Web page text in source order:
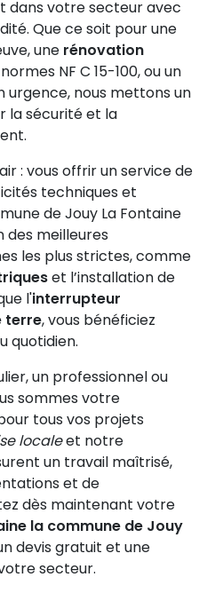
dans votre secteur avec
Que ce soit pour une
une rénovation
NF C 15-100, ou un
urgence, nous mettons un
la sécurité et la
: vous offrir un service de
techniques et
de Jouy La Fontaine
des meilleures
les plus strictes, comme
et l’installation de
l'interrupteur
terre, vous bénéficiez
quotidien.
un professionnel ou
sommes votre
tous vos projets
localeet notre
un travail maîtrisé,
et de
dès maintenant votre
la commune de Jouy
devis gratuit et une
secteur.